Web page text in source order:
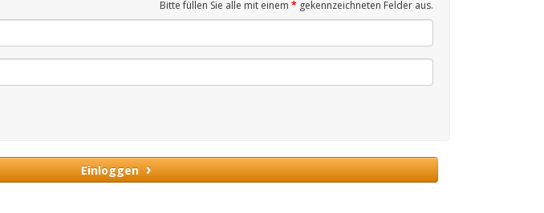
Bitte füllen Sie alle mit einem * gekennzeichneten Felder aus.
Einloggen ›